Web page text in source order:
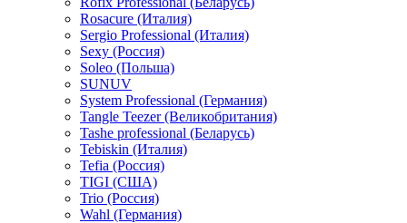
Rosacure (Италия)
Sergio Professional (Италия)
Sexy (Россия)
Soleo (Польша)
SUNUV
System Professional (Германия)
Tangle Teezer (Великобритания)
Tashe professional (Беларусь)
Tebiskin (Италия)
Tefia (Россия)
TIGI (США)
Trio (Россия)
Wahl (Германия)